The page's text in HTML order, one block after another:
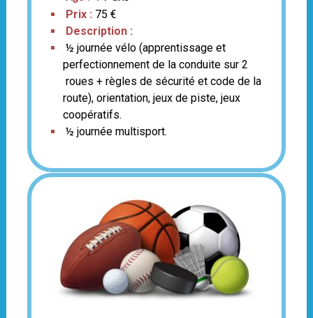
Prix : 75 €
Description :
½ journée vélo (apprentissage et
perfectionnement de la conduite sur 2
roues + règles de sécurité et code de la
route), orientation, jeux de piste, jeux
coopératifs.
½ journée multisport.